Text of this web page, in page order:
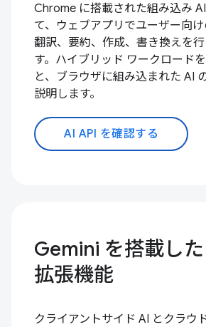
Chrome に搭載された組み込み
て、ウェブアプリでユーザー向
翻訳、要約、作成、書き換えを
す。ハイブリッド ワークロード
と、ブラウザに組み込まれた AI
説明します。
AI API を確認する
Gemini を搭載し
拡張機能
クライアントサイド AI とクラウ